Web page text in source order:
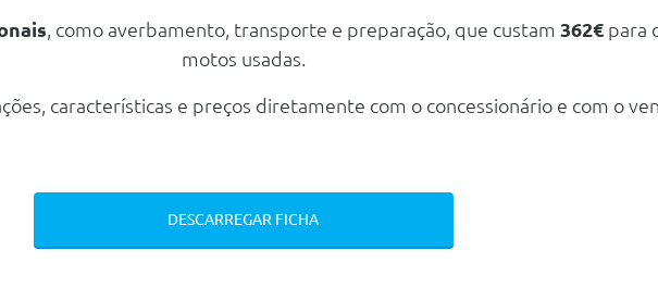
Com Pneus 225/55 R18 95w
, como averbamento, transporte e preparação, que custam 362€para
motos usadas.
características e preços diretamente com o concessionário e com o
DESCARREGAR FICHA